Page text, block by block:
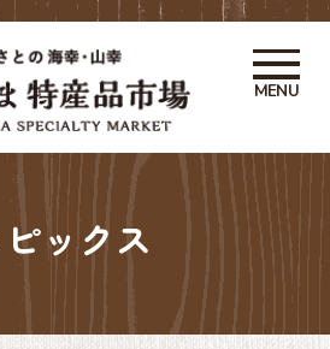
品市場 かご市 鹿
・お土産アンテナ
MENU
ピックス